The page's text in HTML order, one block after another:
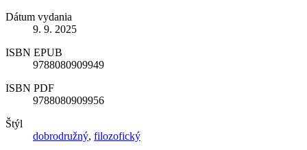
Dátum vydania
9. 9. 2025
ISBN EPUB
9788080909949
ISBN PDF
9788080909956
Štýl
dobrodružný, filozofický